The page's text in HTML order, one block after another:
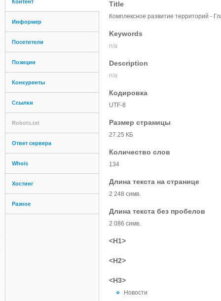
Контент
Информер
Посетители
Позиции
Конкуренты
Ссылки
Robots.txt
Ответ сервера
Whois
Хостинг
Разное
Title
Комплексное развитие территорий -
Keywords
n/a
Description
n/a
Кодировка
UTF-8
Размер страницы
27.25 КБ
Количество слов
134
Длина текста на странице
2 248 симв.
Длина текста без пробелов
2 086 симв.
<H1>
<H2>
<H3>
Новости